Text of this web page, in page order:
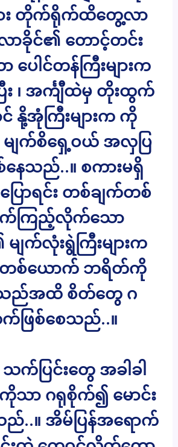
ား တိုက်ရိုက်ထိတွေ့လာ
ာခိုင်၏ တောင့်တင်း
ေါင်တန်ကြီးများက
း ၊ အင်္ကျီထဲမှ တိုးထွက်
နို့အုံကြီးများက ကို
မျက်စိရှေ့ဝယ် အလှပြ
နေသည်..။ စကားမရှိ
ြောရင်း တစ်ချက်တစ်
က်ကြည့်လိုက်သော
ျက်လုံးရွဲကြီးများက
တစ်ယောက် ဘရိတ်ကို
ည်အထိ စိတ်တွေ ဂ
ဖြစ်စေသည်..။
က်ပြင်းတွေ အခါခါ
ကိုသာ ဂရုစိုက်၍ မောင်း
..။ အိမ်ပြန်အရောက်